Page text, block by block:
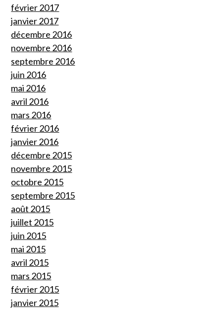
février 2017
janvier 2017
décembre 2016
novembre 2016
septembre 2016
juin 2016
mai 2016
avril 2016
mars 2016
février 2016
janvier 2016
décembre 2015
novembre 2015
octobre 2015
septembre 2015
août 2015
juillet 2015
juin 2015
mai 2015
avril 2015
mars 2015
février 2015
janvier 2015